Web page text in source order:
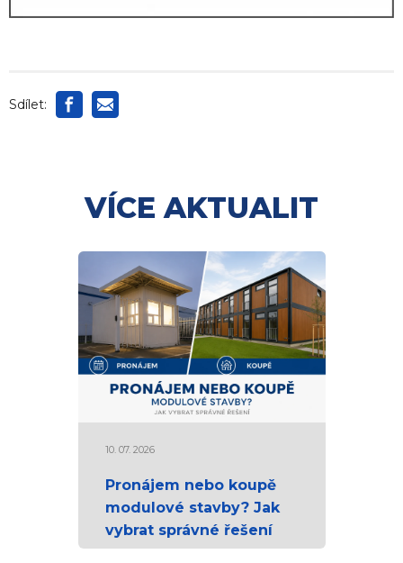
Sdílet:
VÍCE AKTUALIT
10. 07. 2026
Pronájem nebo koupě
modulové stavby? Jak
vybrat správné řešení